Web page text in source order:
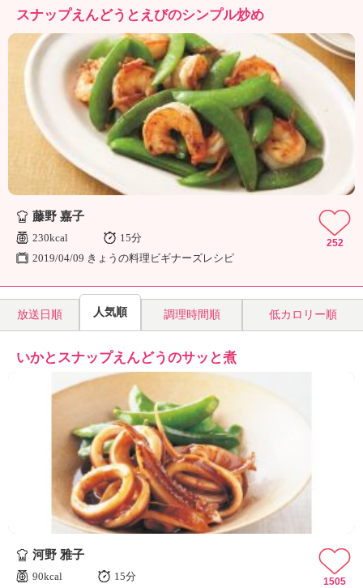
シ
ョ
ナ
ル
「
み
ん
な
の
き
ょ
」
スナップえんどうとえびのシンプル炒め
藤野 嘉子
230kcal
15分
2019/04/09 きょうの料理ビギナーズレシピ
252
放送日順 人気順 調理時間順 低カロリー順
いかとスナップえんどうのサッと煮
河野 雅子
90kcal
15分
1505